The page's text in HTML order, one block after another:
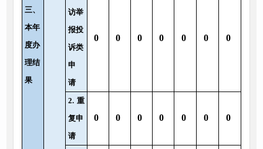
三、
本年
度办
理结
果
访举
报投
诉类
申
请
0 0 0 0 0 0 0
2. 重
复申
请
0 0 0 0 0 0 0